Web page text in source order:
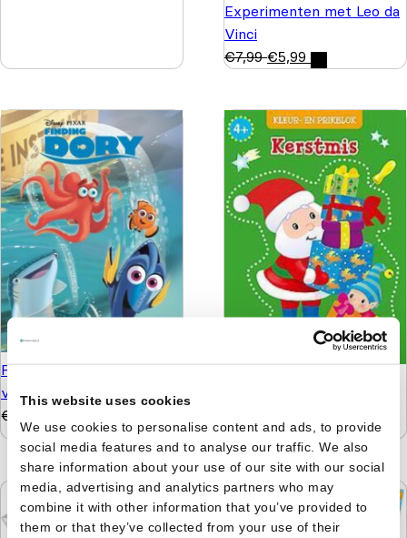
This website uses cookies
We use cookies to personalise content and ads, to provide
social media features and to analyse our traffic. We also
share information about your use of our site with our social
media, advertising and analytics partners who may
combine it with other information that you’ve provided to
them or that they’ve collected from your use of their
Experimenten met Leo da
Vinci
€7,99 €5,99
Finding Dory - Het verhaal
van de film in strip
€
€5,50